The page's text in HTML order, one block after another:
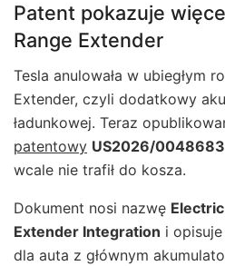
Patent pokazuje
Range Extender
Tesla anulowała w ubiegłym
Extender, czyli dodatkowy
ładunkowej. Teraz
patentowy US2026/0048683
wcale nie trafił do kosza.
Dokument nosi nazwę
Extender Integration i
dla auta z głównym